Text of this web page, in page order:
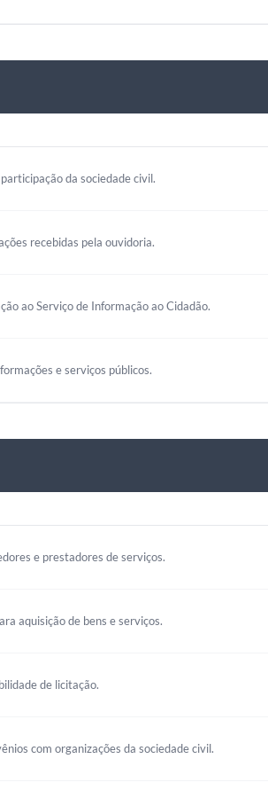
da sociedade civil.
recebidas pela ouvidoria.
ao Serviço de Informação ao Cidadão.
e serviços públicos.
e prestadores de serviços.
aquisição de bens e serviços.
de licitação.
com organizações da sociedade civil.